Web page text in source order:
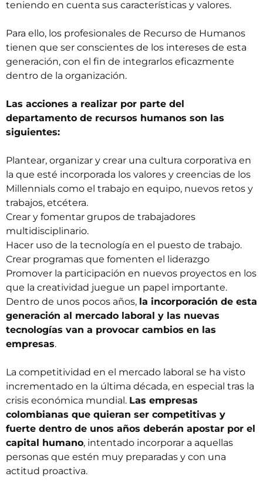
teniendo en cuenta sus características y valores.
Para ello, los profesionales de Recurso de Humanos
tienen que ser conscientes de los intereses de esta
generación, con el fin de integrarlos eficazmente
dentro de la organización.
Las acciones a realizar por parte del
departamento de recursos humanos son las
siguientes:
Plantear, organizar y crear una cultura corporativa en
la que esté incorporada los valores y creencias de los
Millennials como el trabajo en equipo, nuevos retos y
trabajos, etcétera.
Crear y fomentar grupos de trabajadores
multidisciplinario.
Hacer uso de la tecnología en el puesto de trabajo.
Crear programas que fomenten el liderazgo
Promover la participación en nuevos proyectos en los
que la creatividad juegue un papel importante.
Dentro de unos pocos años, la incorporación de esta
generación al mercado laboral y las nuevas
tecnologías van a provocar cambios en las
empresas.
La competitividad en el mercado laboral se ha visto
incrementado en la última década, en especial tras la
crisis económica mundial. Las empresas
colombianas que quieran ser competitivas y
fuerte dentro de unos años deberán apostar por el
capital humano, intentado incorporar a aquellas
personas que estén muy preparadas y con una
actitud proactiva.